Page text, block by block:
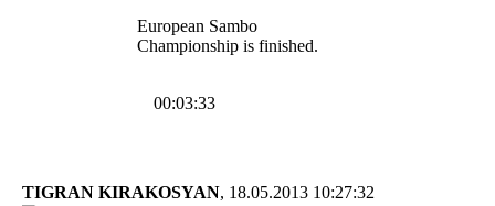
European Sambo
Championship is finished.
00:03:33
TIGRAN KIRAKOSYAN, 18.05.2013 10:27:32